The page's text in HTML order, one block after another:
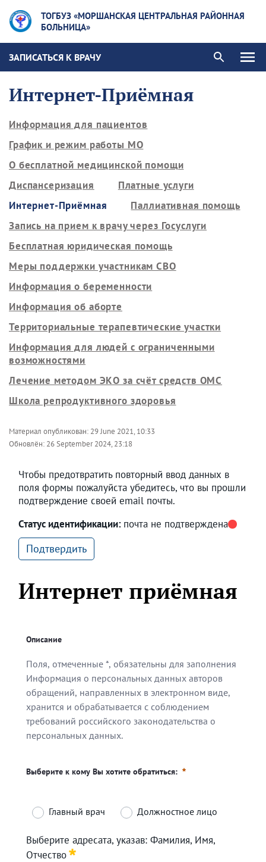
ТОГБУЗ «МОРШАНСКАЯ ЦЕНТРАЛЬНАЯ РАЙОННАЯ
БОЛЬНИЦА»
ЗАПИСАТЬСЯ К ВРАЧУ
Интернет-Приёмная
Информация для пациентов
График и режим работы МО
О бесплатной медицинской помощи
Диспансеризация
Платные услуги
Интернет-Приёмная
Паллиативная помощь
Запись на прием к врачу через Госуслуги
Бесплатная юридическая помощь
Меры поддержки участникам СВО
Информация о беременности
Информация об аборте
Территориальные терапевтические участки
Информация для людей с ограниченными
возможностями
Лечение методом ЭКО за счёт средств ОМС
Школа репродуктивного здоровья
Материал опубликован: 29 June 2021, 10:33
Обновлён: 26 September 2024, 23:18
Чтобы предотвратить повторный ввод данных в
поля формы пожалуйста убедитесь, что вы прошли
подтверждение своей email почты.
Статус идентификации: почта не подтверждена
Подтвердить
Интернет приёмная
Описание
Поля, отмеченные *, обязательны для заполнения
Информация о персональных данных авторов
обращений, направленных в электронном виде,
хранится и обрабатывается с соблюдением
требований российского законодательства о
персональных данных.
Информация о персональных данных авторов
Выберите к кому Вы хотите обратиться:
Главный врач Должностное лицо
Выберите адресата, указав: Фамилия, Имя,
Отчество